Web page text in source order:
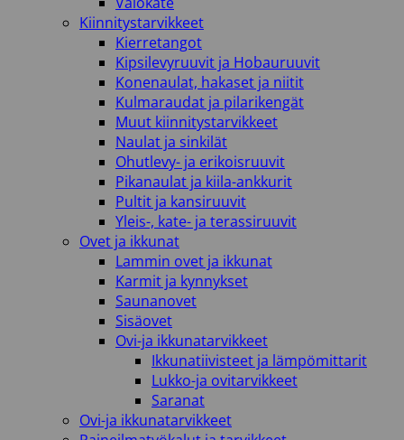
Kiinnitystarvikkeet
Kierretangot
Kipsilevyruuvit ja Hobauruuvit
Konenaulat, hakaset ja niitit
Kulmaraudat ja pilarikengät
Muut kiinnitystarvikkeet
Naulat ja sinkilät
Ohutlevy- ja erikoisruuvit
Pikanaulat ja kiila-ankkurit
Pultit ja kansiruuvit
Yleis-, kate- ja terassiruuvit
Ovet ja ikkunat
Lammin ovet ja ikkunat
Karmit ja kynnykset
Saunanovet
Sisäovet
Ovi-ja ikkunatarvikkeet
Ikkunatiivisteet ja lämpömittarit
Lukko-ja ovitarvikkeet
Saranat
Ovi-ja ikkunatarvikkeet